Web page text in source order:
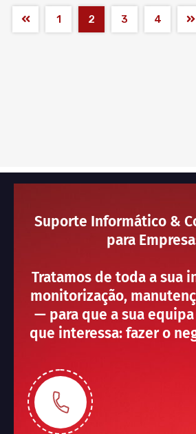
1 2 3 4
Suporte Informático &
para
Tratamos de toda a sua
monitorização,
— para que a sua
que interessa: fazer o